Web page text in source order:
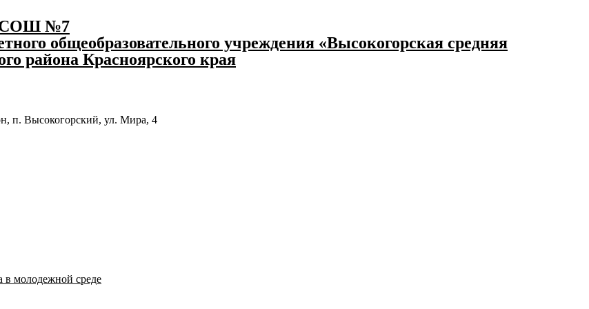
СОШ №7
общеобразовательного учреждения «Высокогорская средняя
района Красноярского края
п. Высокогорский, ул. Мира, 4
в молодежной среде